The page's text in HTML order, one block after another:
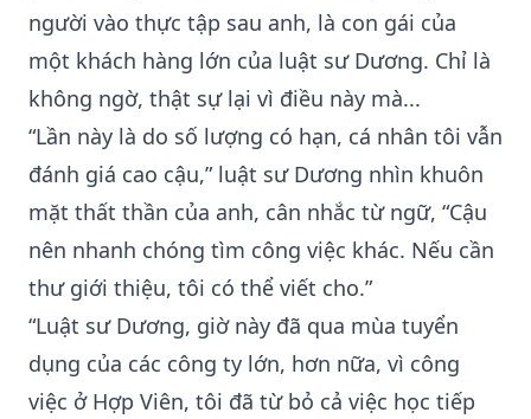
người vào thực tập sau anh, là con gái của
một khách hàng lớn của luật sư Dương. Chỉ là
không ngờ, thật sự lại vì điều này mà...
“Lần này là do số lượng có hạn, cá nhân tôi vẫn
đánh giá cao cậu,” luật sư Dương nhìn khuôn
mặt thất thần của anh, cân nhắc từ ngữ, “Cậu
nên nhanh chóng tìm công việc khác. Nếu cần
thư giới thiệu, tôi có thể viết cho.”
“Luật sư Dương, giờ này đã qua mùa tuyển
dụng của các công ty lớn, hơn nữa, vì công
việc ở Hợp Viên, tôi đã từ bỏ cả việc học tiếp